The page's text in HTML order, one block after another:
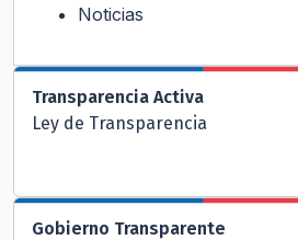
Noticias
Transparencia Activa
Ley de Transparencia
Gobierno Transparente